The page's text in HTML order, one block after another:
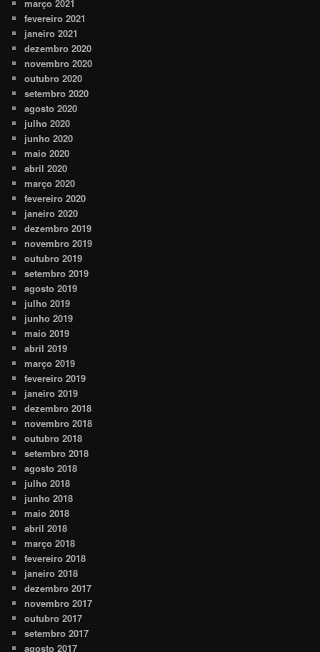
março 2021
fevereiro 2021
janeiro 2021
dezembro 2020
novembro 2020
outubro 2020
setembro 2020
agosto 2020
julho 2020
junho 2020
maio 2020
abril 2020
março 2020
fevereiro 2020
janeiro 2020
dezembro 2019
novembro 2019
outubro 2019
setembro 2019
agosto 2019
julho 2019
junho 2019
maio 2019
abril 2019
março 2019
fevereiro 2019
janeiro 2019
dezembro 2018
novembro 2018
outubro 2018
setembro 2018
agosto 2018
julho 2018
junho 2018
maio 2018
abril 2018
março 2018
fevereiro 2018
janeiro 2018
dezembro 2017
novembro 2017
outubro 2017
setembro 2017
agosto 2017